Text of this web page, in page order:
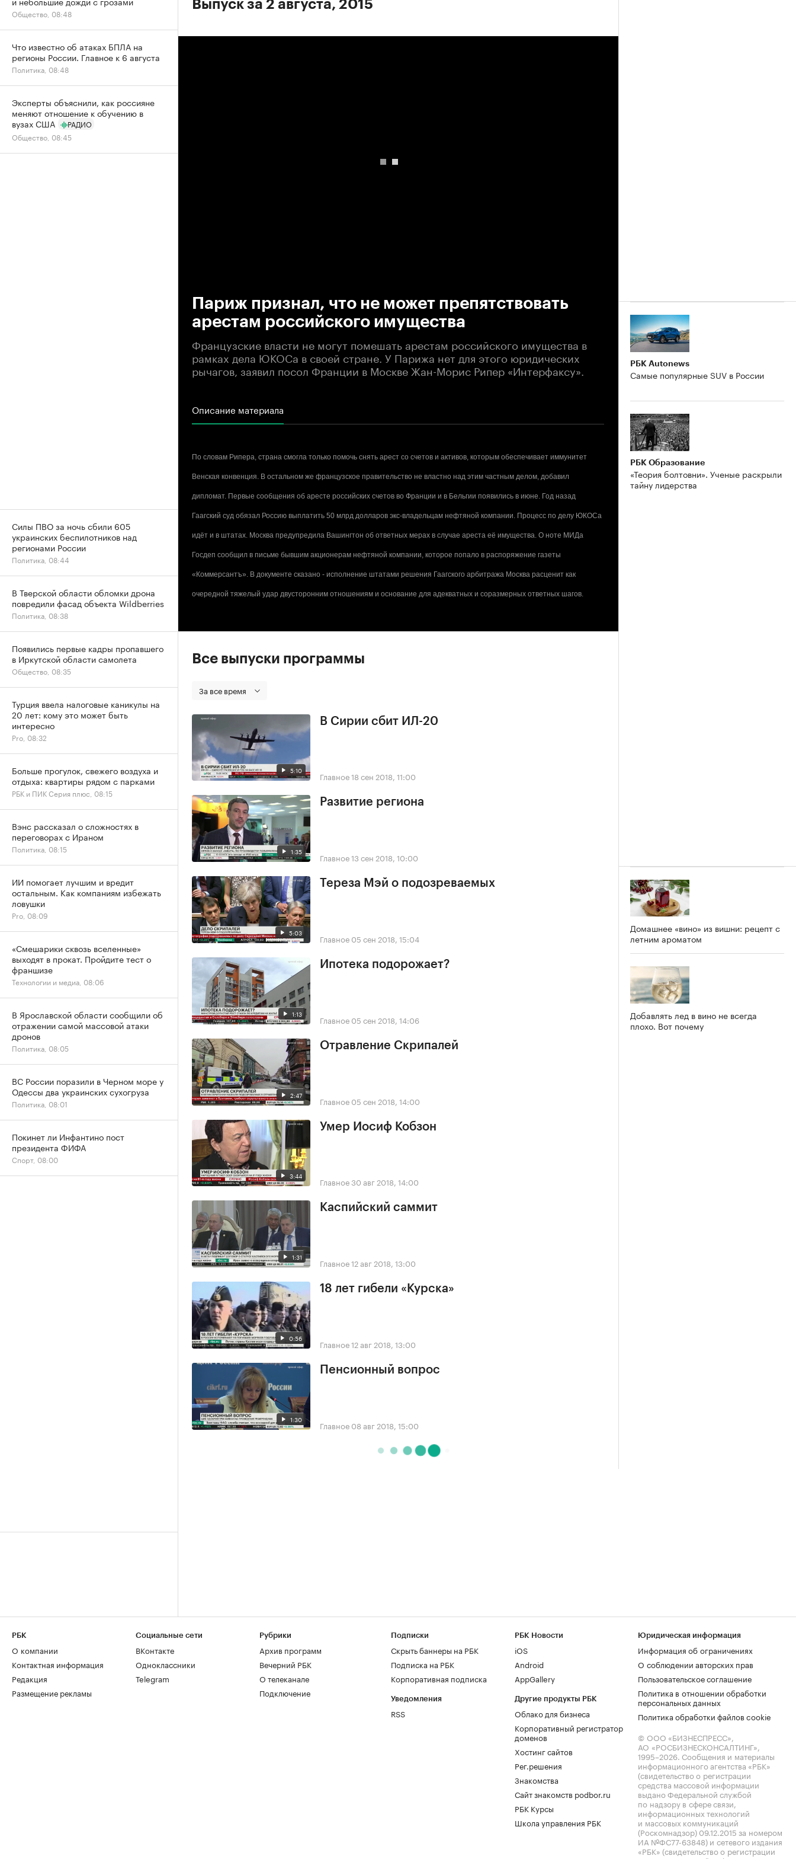
Выпуск за 2 августа, 2015
Париж признал, что не может препятствовать
арестам российского имущества
Французские власти не могут помешать арестам российского имущества в
рамках дела ЮКОСа в своей стране. У Парижа нет для этого юридических
рычагов, заявил посол Франции в Москве Жан-Морис Рипер «Интерфаксу».
Описание материала
По словам Рипера, страна смогла только помочь снять арест со счетов и активов, которым обеспечивает иммунитет
Венская конвенция. В остальном же французское правительство не властно над этим частным делом, добавил
дипломат. Первые сообщения об аресте российских счетов во Франции и в Бельгии появились в июне. Год назад
Гаагский суд обязал Россию выплатить 50 млрд долларов экс-владельцам нефтяной компании. Процесс по делу ЮКОСа
идёт и в штатах. Москва предупредила Вашингтон об ответных мерах в случае ареста её имущества. О ноте МИДа
Госдеп сообщил в письме бывшим акционерам нефтяной компании, которое попало в распоряжение газеты
«Коммерсантъ». В документе сказано - исполнение штатами решения Гаагского арбитража Москва расценит как
очередной тяжелый удар двусторонним отношениям и основание для адекватных и соразмерных ответных шагов.
Все выпуски программы
За все время
5:10
В Сирии сбит ИЛ-20
Главное18 сен 2018, 11:00
1:35
Развитие региона
Главное13 сен 2018, 10:00
5:03
Тереза Мэй о подозреваемых
Главное 05 сен 2018, 15:04
1:13
Ипотека подорожает?
Главное 05 сен 2018, 14:06
2:47
Отравление Скрипалей
Главное 05 сен 2018, 14:00
3:44
Умер Иосиф Кобзон
Главное30 авг 2018, 14:00
1:31
Каспийский саммит
Главное12 авг 2018, 13:00
0:56
18 лет гибели «Курска»
Главное12 авг 2018, 13:00
1:30
Пенсионный вопрос
Главное 08 авг 2018, 15:00
РБК Autonews
Самые популярные SUV в России
РБК Образование
«Теория болтовни». Ученые раскрыли
тайну лидерства
Домашнее «вино» из вишни: рецепт с
летним ароматом
Добавлять лед в вино не всегда
плохо. Вот почему
Общество, 08:48
Что известно об атаках БПЛА на
регионы России. Главное к 6 августа
Политика, 08:48
Эксперты объяснили, как россияне
меняют отношение к обучению в
вузах США
РАДИО
Общество, 08:45
Силы ПВО за ночь сбили 605
украинских беспилотников над
регионами России
Политика, 08:44
В Тверской области обломки дрона
повредили фасад объекта Wildberries
Политика, 08:38
Появились первые кадры пропавшего
в Иркутской области самолета
Общество, 08:35
Турция ввела налоговые каникулы на
20 лет: кому это может быть
интересно
Pro, 08:32
Больше прогулок, свежего воздуха и
отдыха: квартиры рядом с парками
РБК и ПИК Серия плюс, 08:15
Вэнс рассказал о сложностях в
переговорах с Ираном
Политика, 08:15
ИИ помогает лучшим и вредит
остальным. Как компаниям избежать
ловушки
Pro, 08:09
«Смешарики сквозь вселенные»
выходят в прокат. Пройдите тест о
франшизе
Технологии и медиа, 08:06
В Ярославской области сообщили об
отражении самой массовой атаки
дронов
Политика, 08:05
ВС России поразили в Черном море у
Одессы два украинских сухогруза
Политика, 08:01
Покинет ли Инфантино пост
президента ФИФА
Спорт, 08:00
РБК
О компании
Контактная информация
Редакция
Размещение рекламы
Социальные сети
ВКонтакте
Одноклассники
Telegram
Рубрики
Архив программ
Вечерний РБК
О телеканале
Подключение
Подписки
Скрыть баннеры на РБК
Подписка на РБК
Корпоративная подписка
Уведомления
RSS
РБК Новости
iOS
Android
AppGallery
Другие продукты РБК
Облако для бизнеса
Корпоративный регистратор
доменов
Хостинг сайтов
Рег.решения
Знакомства
Сайт знакомств podbor.ru
РБК Курсы
Школа управления РБК
Юридическая информация
Информация об ограничениях
О соблюдении авторских прав
Пользовательское соглашение
Политика в отношении обработки
персональных данных
Политика обработки файлов cookie
© ООО «БИЗНЕСПРЕСС»,
АО «РОСБИЗНЕСКОНСАЛТИНГ»,
1995–2026. Сообщения и материалы
информационного агентства «РБК»
(свидетельство о регистрации
средства массовой информации
выдано Федеральной службой
по надзору в сфере связи,
информационных технологий
и массовых коммуникаций
(Роскомнадзор) 09.12.2015 за номером
ИА №ФС77-63848) и сетевого издания
«РБК» (свидетельство о регистрации